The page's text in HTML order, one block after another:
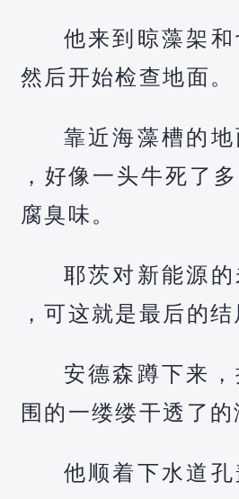
他来到晾藻架和
然后开始检查地面。
靠近海藻槽的
，好像一头牛死了
腐臭味。
耶茨对新能源
，可这就是最后的结
安德森蹲下来
围的一缕缕干透了的
他顺着下水道